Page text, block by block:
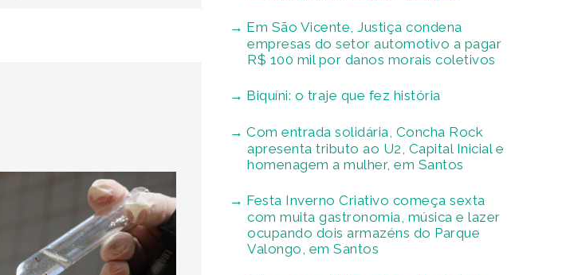
Em São Vicente, Justiça condena
empresas do setor automotivo a pagar
R$ 100 mil por danos morais coletivos
Biquíni: o traje que fez história
Com entrada solidária, Concha Rock
apresenta tributo ao U2, Capital Inicial e
homenagem a mulher, em Santos
Festa Inverno Criativo começa sexta
com muita gastronomia, música e lazer
ocupando dois armazéns do Parque
Valongo, em Santos